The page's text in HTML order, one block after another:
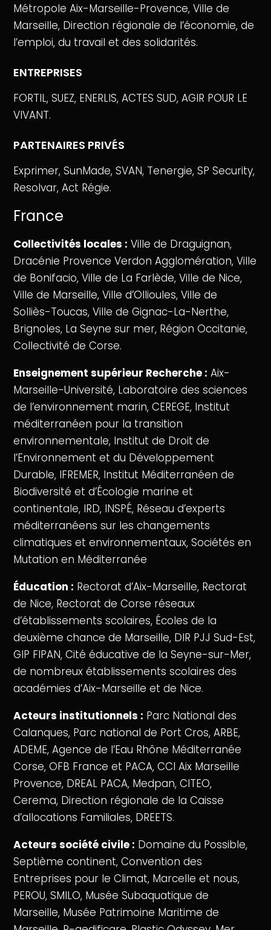
Métropole Aix-Marseille-Provence, Ville de
Marseille, Direction régionale de l’économie, de
l’emploi, du travail et des solidarités.
ENTREPRISES
FORTIL, SUEZ, ENERLIS, ACTES SUD, AGIR POUR LE
VIVANT.
PARTENAIRES PRIVÉS
Exprimer, SunMade, SVAN, Tenergie, SP Security,
Resolvar, Act Régie.
France
Collectivités locales : Ville de Draguignan,
Dracénie Provence Verdon Agglomération, Ville
de Bonifacio, Ville de La Farlède, Ville de Nice,
Ville de Marseille, Ville d’Ollioules, Ville de
Solliès-Toucas, Ville de Gignac-La-Nerthe,
Brignoles, La Seyne sur mer, Région Occitanie,
Collectivité de Corse.
Enseignement supérieur Recherche : Aix-
Marseille-Université, Laboratoire des sciences
de l’environnement marin, CEREGE, Institut
méditerranéen pour la transition
environnementale, Institut de Droit de
l’Environnement et du Développement
Durable, IFREMER, Institut Méditerranéen de
Biodiversité et d’Écologie marine et
continentale, IRD, INSPÉ, Réseau d’experts
méditerranéens sur les changements
climatiques et environnementaux, Sociétés en
Mutation en Méditerranée
Éducation : Rectorat d’Aix-Marseille, Rectorat
de Nice, Rectorat de Corse réseaux
d’établissements scolaires, Écoles de la
deuxième chance de Marseille, DIR PJJ Sud-Est,
GIP FIPAN, Cité éducative de la Seyne-sur-Mer,
de nombreux établissements scolaires des
académies d’Aix-Marseille et de Nice.
Acteurs institutionnels : Parc National des
Calanques, Parc national de Port Cros, ARBE,
ADEME, Agence de l’Eau Rhône Méditerranée
Corse, OFB France et PACA, CCI Aix Marseille
Provence, DREAL PACA, Medpan, CITEO,
Cerema, Direction régionale de la Caisse
d’allocations Familiales, DREETS.
Acteurs société civile : Domaine du Possible,
Septième continent, Convention des
Entreprises pour le Climat, Marcelle et nous,
PEROU, SMILO, Musée Subaquatique de
Marseille, Musée Patrimoine Maritime de